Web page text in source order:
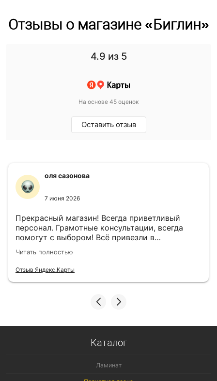
Отзывы о магазине «Биглин»
4.9 из 5
На основе 45 оценок
Оставить отзыв
оля сазонова
7 июня 2026
Прекрасный магазин! Всегда приветливый
персонал. Грамотные консультации, всегда
помогут с выбором! Всё привезли в
назначенный день!
Читать полностью
Отзыв Яндекс.Карты
Каталог
Ламинат